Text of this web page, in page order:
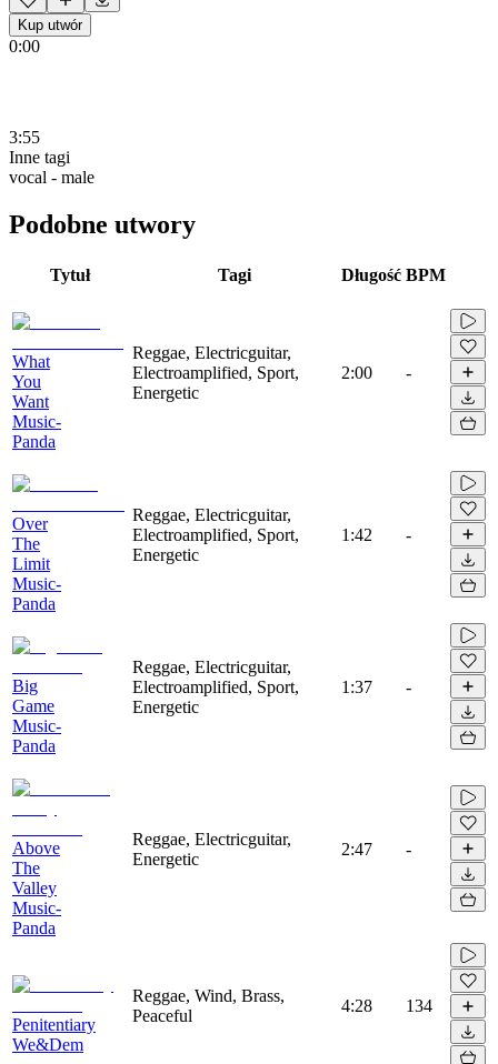
Kup utwór
0:00
3:55
Inne tagi
vocal - male
Podobne utwory
Tytuł Tagi Długość BPM
What
You
Want
Music-
Panda
Reggae, Electricguitar,
Electroamplified, Sport,
Energetic
2:00 -
Over
The
Limit
Music-
Panda
Reggae, Electricguitar,
Electroamplified, Sport,
Energetic
1:42 -
Big
Game
Music-
Panda
Reggae, Electricguitar,
Electroamplified, Sport,
Energetic
1:37 -
Above
The
Valley
Music-
Panda
Reggae, Electricguitar,
Energetic
2:47 -
Penitentiary
We&Dem
Reggae, Wind, Brass,
Peaceful
4:28 134